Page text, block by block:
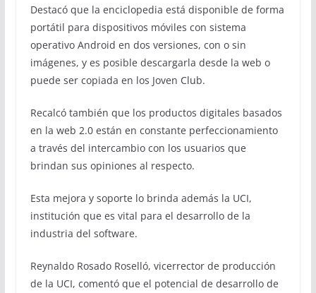
Destacó que la enciclopedia está disponible de forma
portátil para dispositivos móviles con sistema
operativo Android en dos versiones, con o sin
imágenes, y es posible descargarla desde la web o
puede ser copiada en los Joven Club.
Recalcó también que los productos digitales basados
en la web 2.0 están en constante perfeccionamiento
a través del intercambio con los usuarios que
brindan sus opiniones al respecto.
Esta mejora y soporte lo brinda además la UCI,
institución que es vital para el desarrollo de la
industria del software.
Reynaldo Rosado Roselló, vicerrector de producción
de la UCI, comentó que el potencial de desarrollo de